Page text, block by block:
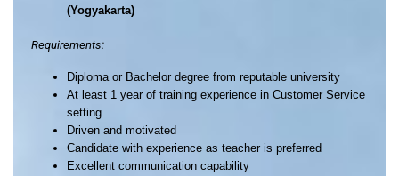
(Yogyakarta)
Requirements:
Diploma or Bachelor degree from reputable university
At least 1 year of training experience in Customer Service
setting
Driven and motivated
Candidate with experience as teacher is preferred
Excellent communication capability